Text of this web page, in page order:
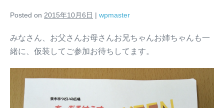
Posted on 2015年10月6日 | wpmaster
みなさん、お父さんお母さんお兄ちゃんお姉ちゃんも一
緒に、仮装してご参加お待ちしてます。